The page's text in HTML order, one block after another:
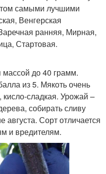
самыми лучшими
Венгерская
ранняя, Мирная,
Стартовая.
до 40 грамм.
из 5. Мякоть очень
кисло-сладкая. Урожай –
собирать сливу
Сорт отличается
и вредителям.